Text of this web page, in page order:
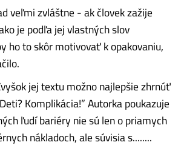
veľmi zvláštne - ak človek zažije
je podľa jej vlastných slov
ho to skôr motivovať k opakovaniu,
jej textu možno najlepšie zhrnúť
Komplikácia!” Autorka poukazuje
ľudí bariéry nie sú len o priamych
nákladoch, ale súvisia s........